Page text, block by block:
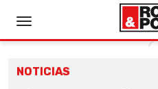
NOTICIAS